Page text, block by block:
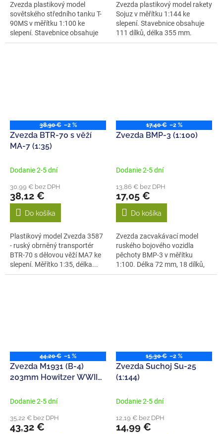
Zvezda plastikový model
sovětského středního tanku T-
90MS v měřítku 1:100 ke
slepení. Stavebnice obsahuje
20 dílků,...
Zvezda plastikový model rakety
Sojuz v měřítku 1:144 ke
slepení. Stavebnice obsahuje
111 dílků, délka 355 mm.
38,90 € –2 %
Zvezda BTR-70 s věží
MA-7 (1:35)
Dodanie 2-5 dní
30,99 € bez DPH
38,12 €
Do košíka
Plastikový model Zvezda 3587
- ruský obrněný transportér
BTR-70 s dělovou věží MA7 ke
slepení. Měřítko 1:35, délka...
17,40 € –2 %
Zvezda BMP-3 (1:100)
Dodanie 2-5 dní
13,86 € bez DPH
17,05 €
Do košíka
Zvezda zacvakávací model
ruského bojového vozidla
pěchoty BMP-3 v měřítku
1:100. Délka 72 mm, 18 dílků,
stavební...
44,20 € –1 %
Zvezda M1931 (B-4)
203mm Howitzer WWII
Dodanie 2-5 dní
35,22 € bez DPH
43,32 €
15,30 € –2 %
Zvezda Suchoj Su-25
(1:144)
Dodanie 2-5 dní
12,19 € bez DPH
14,99 €